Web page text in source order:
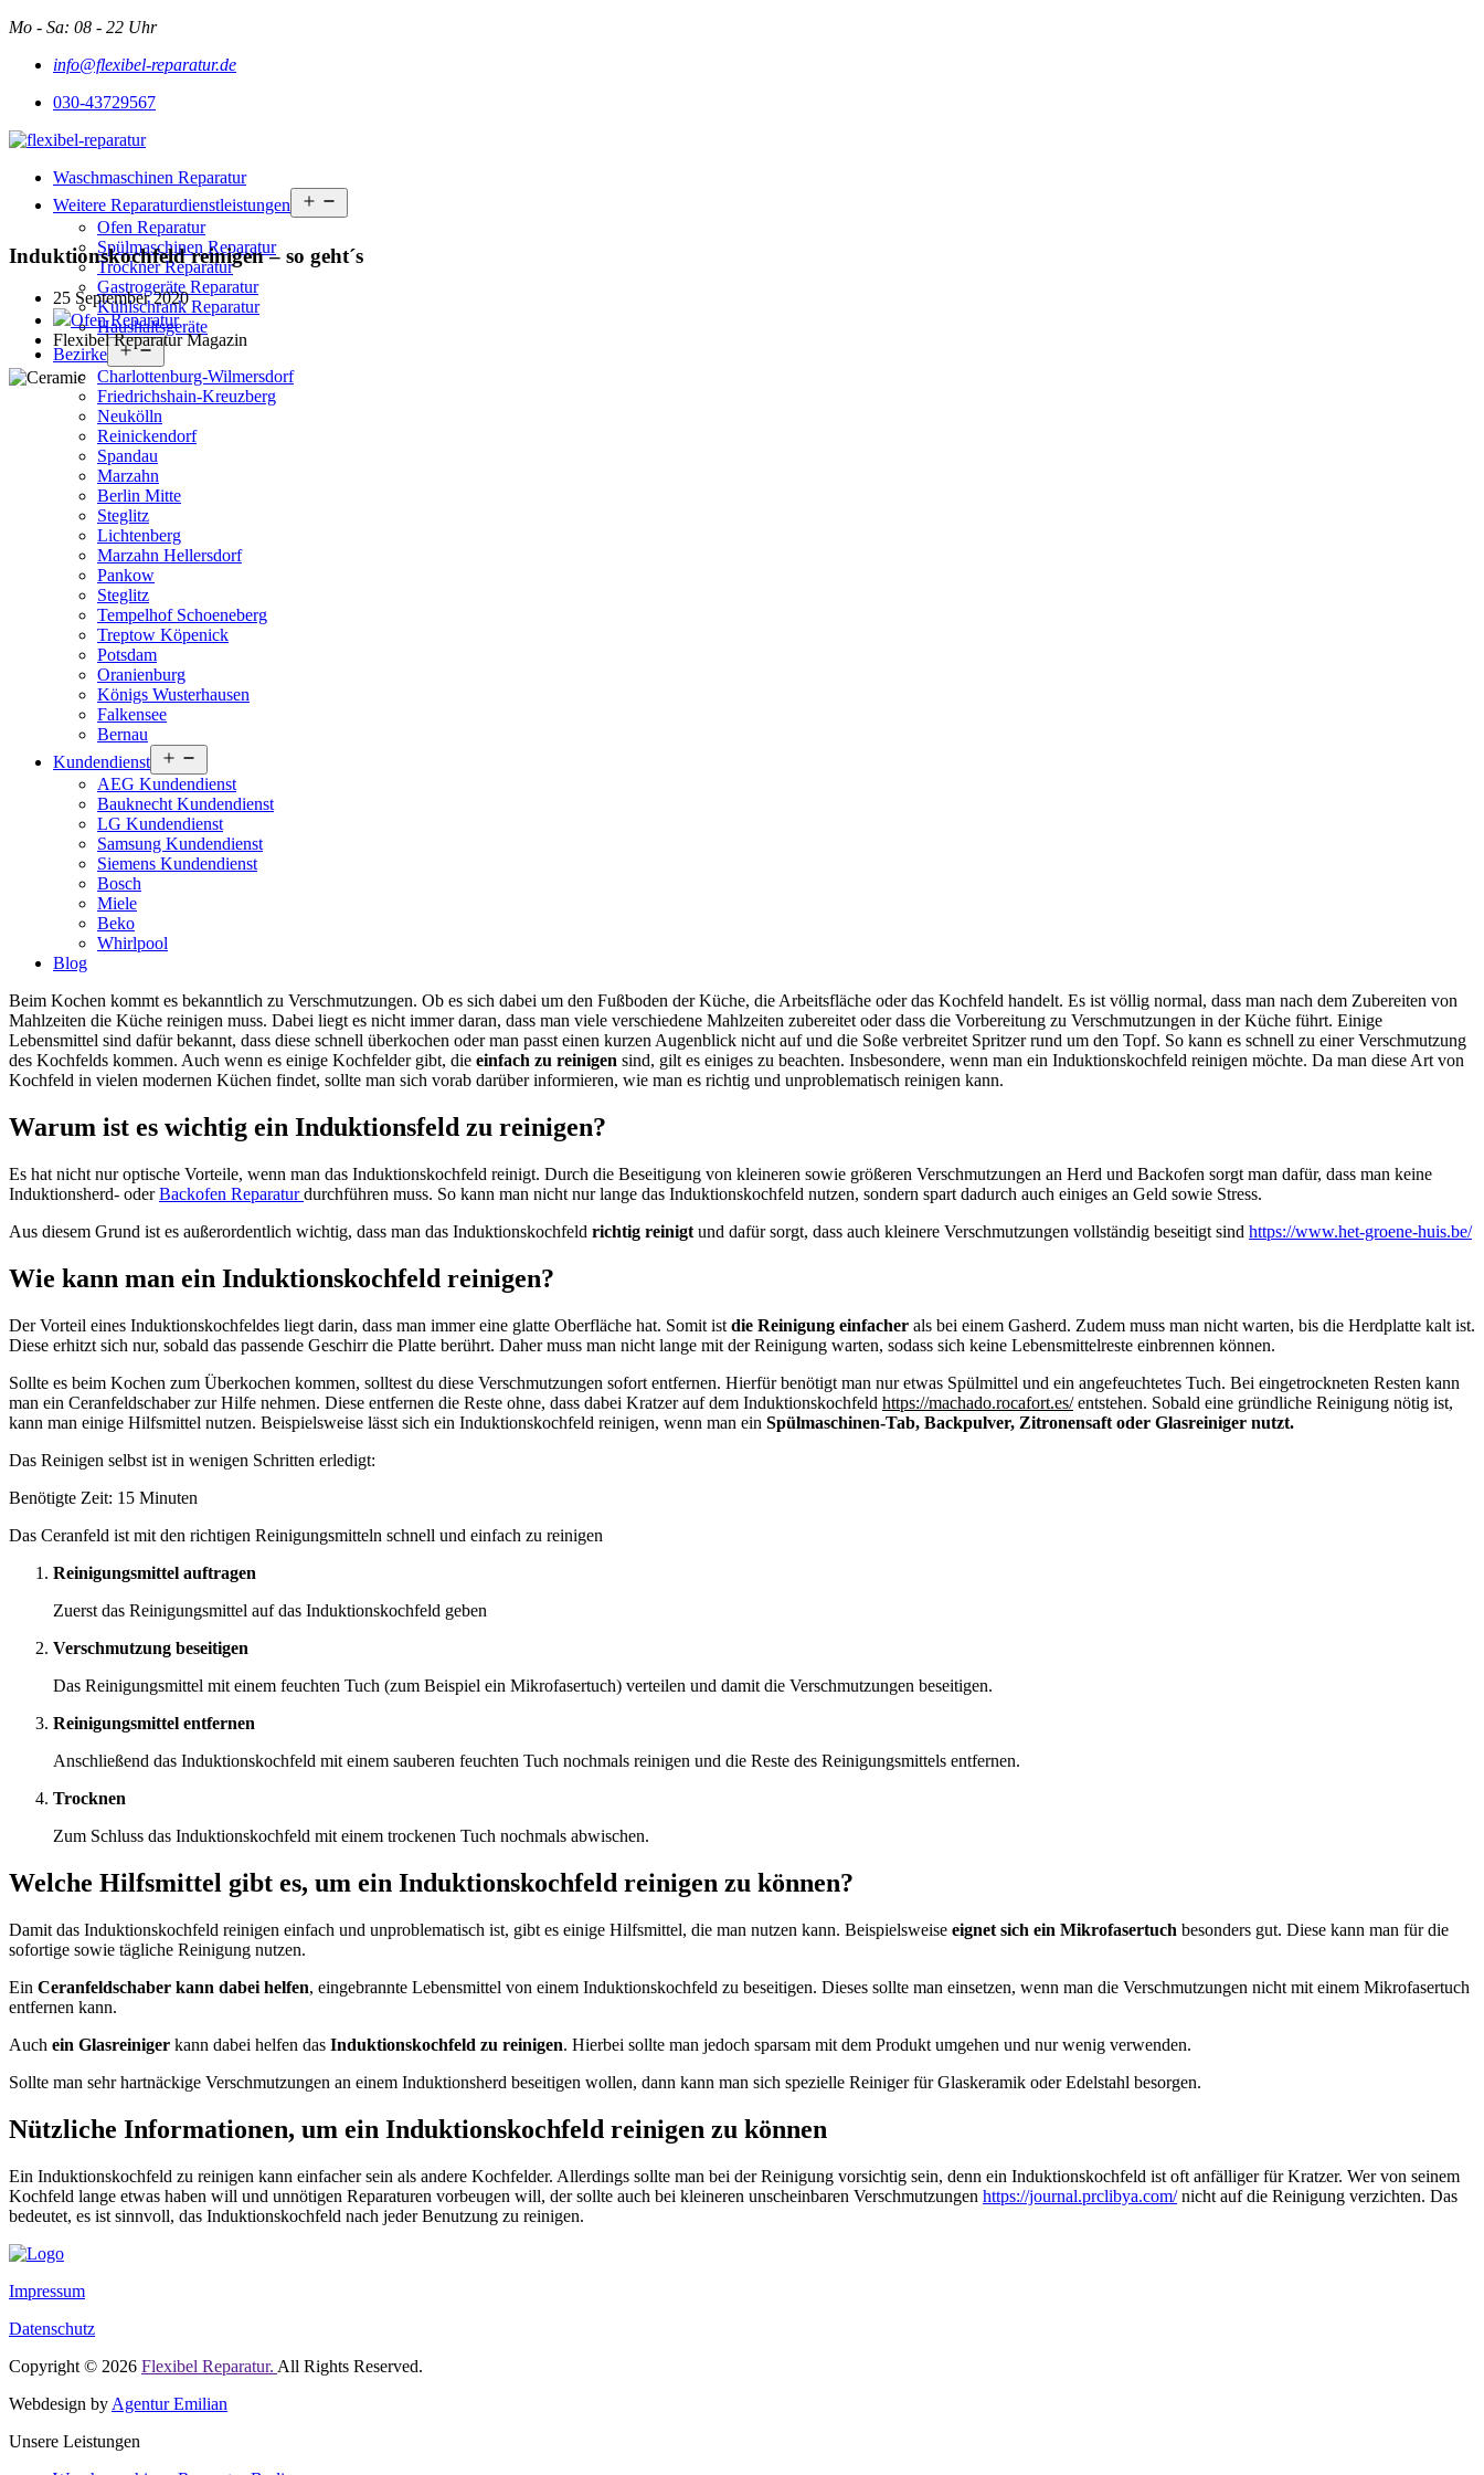
Zum
springen
Mo - Sa: 08 - 22 Uhr
info@flexibel-reparatur.de
030-43729567
Waschmaschinen Reparatur
Weitere Reparaturdienstleistungen
öffnen
Ofen Reparatur
Spülmaschinen Reparatur
Trockner Reparatur
Gastrogeräte Reparatur
Kühlschrank Reparatur
Haushaltsgeräte
Bezirke
Menü
öffnen
Charlottenburg-Wilmersdorf
Friedrichshain-Kreuzberg
Neukölln
Reinickendorf
Spandau
Marzahn
Berlin Mitte
Steglitz
Lichtenberg
Marzahn Hellersdorf
Pankow
Steglitz
Tempelhof Schoeneberg
Treptow Köpenick
Potsdam
Oranienburg
Königs Wusterhausen
Falkensee
Bernau
Kundendienst
öffnen
AEG Kundendienst
Bauknecht Kundendienst
LG Kundendienst
Samsung Kundendienst
Siemens Kundendienst
Bosch
Miele
Beko
Whirlpool
Blog
Induktionskochfeld reinigen – so geht´s
25 September 2020
Ofen Reparatur
Flexibel Reparatur Magazin
Beim Kochen kommt es bekanntlich zu Verschmutzungen. Ob es sich dabei um den Fußboden der Küche, die Arbeitsfläche oder das Kochfeld handelt. Es ist völlig normal, dass man nach dem Zubereiten von
Mahlzeiten die Küche reinigen muss. Dabei liegt es nicht immer daran, dass man viele verschiedene Mahlzeiten zubereitet oder dass die Vorbereitung zu Verschmutzungen in der Küche führt. Einige
Lebensmittel sind dafür bekannt, dass diese schnell überkochen oder man passt einen kurzen Augenblick nicht auf und die Soße verbreitet Spritzer rund um den Topf. So kann es schnell zu einer Verschmutzung
des Kochfelds kommen. Auch wenn es einige Kochfelder gibt, die einfach zu reinigen sind, gilt es einiges zu beachten. Insbesondere, wenn man ein Induktionskochfeld reinigen möchte. Da man diese Art von
Kochfeld in vielen modernen Küchen findet, sollte man sich vorab darüber informieren, wie man es richtig und unproblematisch reinigen kann.
Warum ist es wichtig ein Induktionsfeld zu reinigen?
Es hat nicht nur optische Vorteile, wenn man das Induktionskochfeld reinigt. Durch die Beseitigung von kleineren sowie größeren Verschmutzungen an Herd und Backofen sorgt man dafür, dass man keine
Induktionsherd- oderBackofen Reparaturdurchführen muss. So kann man nicht nur lange das Induktionskochfeld nutzen, sondern spart dadurch auch einiges an Geld sowie Stress.
Aus diesem Grund ist es außerordentlich wichtig, dass man das Induktionskochfeld richtig reinigt und dafür sorgt, dass auch kleinere Verschmutzungen vollständig beseitigt sind https://www.het-groene-huis.be/
Wie kann man ein Induktionskochfeld reinigen?
Der Vorteil eines Induktionskochfeldes liegt darin, dass man immer eine glatte Oberfläche hat. Somit ist die Reinigung einfacher als bei einem Gasherd. Zudem muss man nicht warten, bis die Herdplatte kalt ist.
Diese erhitzt sich nur, sobald das passende Geschirr die Platte berührt. Daher muss man nicht lange mit der Reinigung warten, sodass sich keine Lebensmittelreste einbrennen können.
Sollte es beim Kochen zum Überkochen kommen, solltest du diese Verschmutzungen sofort entfernen. Hierfür benötigt man nur etwas Spülmittel und ein angefeuchtetes Tuch. Bei eingetrockneten Resten kann
man ein Ceranfeldschaber zur Hilfe nehmen. Diese entfernen die Reste ohne, dass dabei Kratzer auf dem Induktionskochfeld https://machado.rocafort.es/entstehen. Sobald eine gründliche Reinigung nötig ist,
kann man einige Hilfsmittel nutzen. Beispielsweise lässt sich ein Induktionskochfeld reinigen, wenn man ein Spülmaschinen-Tab, Backpulver, Zitronensaft oder Glasreiniger nutzt.
Das Reinigen selbst ist in wenigen Schritten erledigt:
Benötigte Zeit: 15 Minuten
Das Ceranfeld ist mit den richtigen Reinigungsmitteln schnell und einfach zu reinigen
Reinigungsmittel auftragen
Zuerst das Reinigungsmittel auf das Induktionskochfeld geben
Verschmutzung beseitigen
Das Reinigungsmittel mit einem feuchten Tuch (zum Beispiel ein Mikrofasertuch) verteilen und damit die Verschmutzungen beseitigen.
Reinigungsmittel entfernen
Anschließend das Induktionskochfeld mit einem sauberen feuchten Tuch nochmals reinigen und die Reste des Reinigungsmittels entfernen.
Trocknen
Zum Schluss das Induktionskochfeld mit einem trockenen Tuch nochmals abwischen.
Welche Hilfsmittel gibt es, um ein Induktionskochfeld reinigen zu können?
Damit das Induktionskochfeld reinigen einfach und unproblematisch ist, gibt es einige Hilfsmittel, die man nutzen kann. Beispielsweise eignet sich ein Mikrofasertuch besonders gut. Diese kann man für die
sofortige sowie tägliche Reinigung nutzen.
Ein Ceranfeldschaber kann dabei helfen, eingebrannte Lebensmittel von einem Induktionskochfeld zu beseitigen. Dieses sollte man einsetzen, wenn man die Verschmutzungen nicht mit einem Mikrofasertuch
entfernen kann.
Auch ein Glasreiniger kann dabei helfen das Induktionskochfeld zu reinigen. Hierbei sollte man jedoch sparsam mit dem Produkt umgehen und nur wenig verwenden.
Sollte man sehr hartnäckige Verschmutzungen an einem Induktionsherd beseitigen wollen, dann kann man sich spezielle Reiniger für Glaskeramik oder Edelstahl besorgen.
Nützliche Informationen, um ein Induktionskochfeld reinigen zu können
Ein Induktionskochfeld zu reinigen kann einfacher sein als andere Kochfelder. Allerdings sollte man bei der Reinigung vorsichtig sein, denn ein Induktionskochfeld ist oft anfälliger für Kratzer. Wer von seinem
Kochfeld lange etwas haben will und unnötigen Reparaturen vorbeugen will, der sollte auch bei kleineren unscheinbaren Verschmutzungen https://journal.prclibya.com/nicht auf die Reinigung verzichten. Das
bedeutet, es ist sinnvoll, das Induktionskochfeld nach jeder Benutzung zu reinigen.
Impressum
Datenschutz
Copyright © 2026 Flexibel Reparatur. All Rights Reserved.
Webdesign by Agentur Emilian
Unsere Leistungen